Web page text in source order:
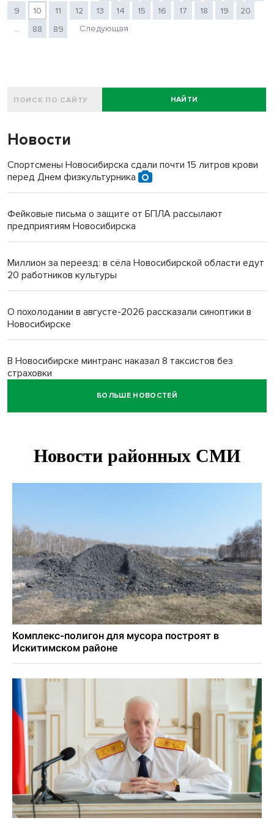
9
10 11 12 13 14 15 16 17 18 19
20
...
88 89 Следующая
НАЙТИ
Новости
Спортсмены Новосибирска сдали почти 15 литров крови
перед Днем физкультурника
Фейковые письма о защите от БПЛА рассылают
предприятиям Новосибирска
Миллион за переезд: в сёла Новосибирской области едут
20 работников культуры
О похолодании в августе-2026 рассказали синоптики в
Новосибирске
В Новосибирске минтранс наказал 8 таксистов без
страховки
БОЛЬШЕ НОВОСТЕЙ